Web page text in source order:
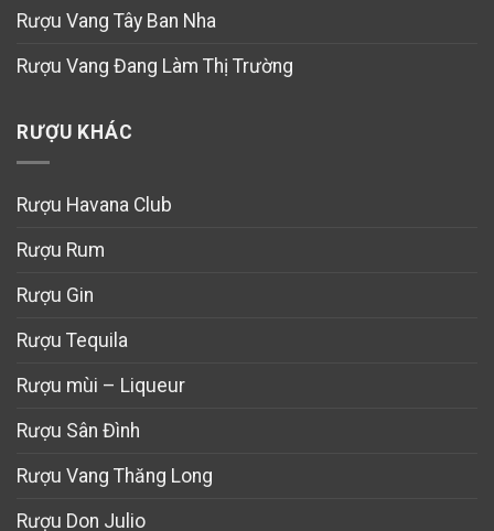
Rượu Vang Tây Ban Nha
Rượu Vang Đang Làm Thị Trường
RƯỢU KHÁC
Rượu Havana Club
Rượu Rum
Rượu Gin
Rượu Tequila
Rượu mùi – Liqueur
Rượu Sân Đình
Rượu Vang Thăng Long
Rượu Don Julio